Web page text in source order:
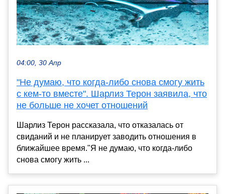
04:00, 30 Апр
"Не думаю, что когда-либо снова смогу жить
с кем-то вместе". Шарлиз Терон заявила, что
не больше не хочет отношений
Шарлиз Терон рассказала, что отказалась от
свиданий и не планирует заводить отношения в
ближайшее время."Я не думаю, что когда-либо
снова смогу жить ...